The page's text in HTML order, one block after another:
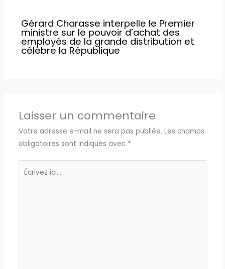
Gérard Charasse interpelle le Premier
ministre sur le pouvoir d’achat des
employés de la grande distribution et
célèbre la République
Laisser un commentaire
Votre adresse e-mail ne sera pas publiée. Les champs
obligatoires sont indiqués avec *
Écrivez